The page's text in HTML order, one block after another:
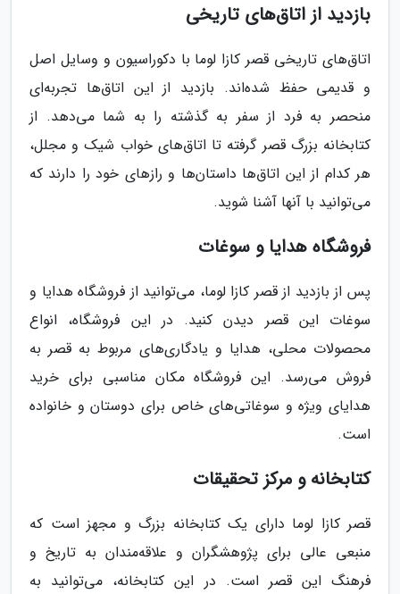
بازدید از اتاق‌های تاریخی
اتاق‌های تاریخی قصر کازا لوما با دکوراسیون و وسایل اصل
و قدیمی حفظ شده‌اند. بازدید از این اتاق‌ها تجربه‌ای
منحصر به فرد از سفر به گذشته را به شما می‌دهد. از
کتابخانه بزرگ قصر گرفته تا اتاق‌های خواب شیک و مجلل،
هر کدام از این اتاق‌ها داستان‌ها و رازهای خود را دارند که
می‌توانید با آنها آشنا شوید.
فروشگاه هدایا و سوغات
پس از بازدید از قصر کازا لوما، می‌توانید از فروشگاه هدایا و
سوغات این قصر دیدن کنید. در این فروشگاه، انواع
محصولات محلی، هدایا و یادگاری‌های مربوط به قصر به
فروش می‌رسد. این فروشگاه مکان مناسبی برای خرید
هدایای ویژه و سوغاتی‌های خاص برای دوستان و خانواده
است.
کتابخانه و مرکز تحقیقات
قصر کازا لوما دارای یک کتابخانه بزرگ و مجهز است که
منبعی عالی برای پژوهشگران و علاقه‌مندان به تاریخ و
فرهنگ این قصر است. در این کتابخانه، می‌توانید به